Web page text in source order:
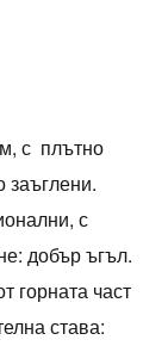
с плътно
заъглени.
с
добър ъгъл.
горната част
става: